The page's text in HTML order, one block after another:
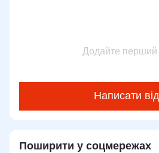
Додайте перший
Написати
Поширити у соцмережах